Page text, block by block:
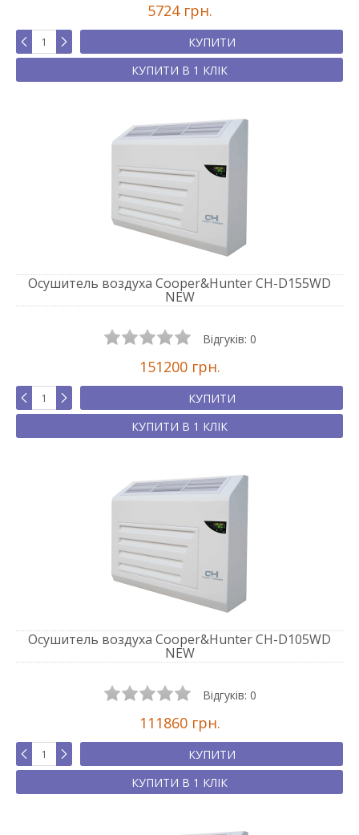
5724 грн.
КУПИТИ
КУПИТИ В 1 КЛІК
Осушитель воздуха Cooper&Hunter CH-D155WD
NEW
Відгуків: 0
151200 грн.
КУПИТИ
КУПИТИ В 1 КЛІК
Осушитель воздуха Cooper&Hunter CH-D105WD
NEW
Відгуків: 0
111860 грн.
КУПИТИ
КУПИТИ В 1 КЛІК